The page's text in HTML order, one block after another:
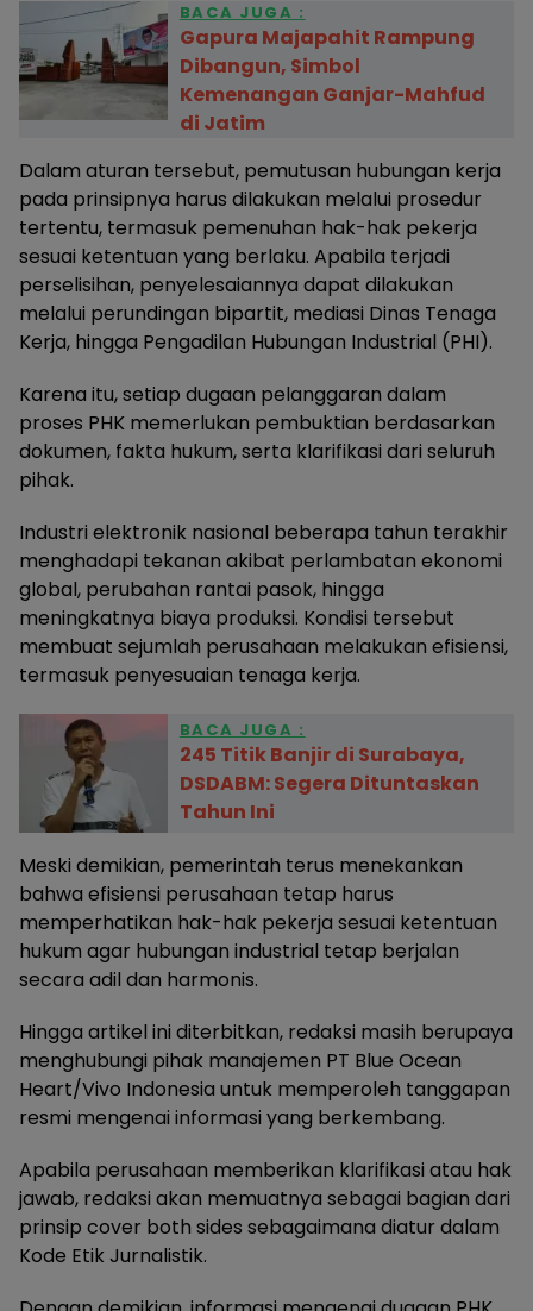
BACA JUGA :
Gapura Majapahit Rampung
Dibangun, Simbol
Kemenangan Ganjar-Mahfud
di Jatim
Dalam aturan tersebut, pemutusan hubungan kerja
pada prinsipnya harus dilakukan melalui prosedur
tertentu, termasuk pemenuhan hak-hak pekerja
sesuai ketentuan yang berlaku. Apabila terjadi
perselisihan, penyelesaiannya dapat dilakukan
melalui perundingan bipartit, mediasi Dinas Tenaga
Kerja, hingga Pengadilan Hubungan Industrial (PHI).
Karena itu, setiap dugaan pelanggaran dalam
proses PHK memerlukan pembuktian berdasarkan
dokumen, fakta hukum, serta klarifikasi dari seluruh
pihak.
Industri elektronik nasional beberapa tahun terakhir
menghadapi tekanan akibat perlambatan ekonomi
global, perubahan rantai pasok, hingga
meningkatnya biaya produksi. Kondisi tersebut
membuat sejumlah perusahaan melakukan efisiensi,
termasuk penyesuaian tenaga kerja.
BACA JUGA :
245 Titik Banjir di Surabaya,
DSDABM: Segera Dituntaskan
Tahun Ini
Meski demikian, pemerintah terus menekankan
bahwa efisiensi perusahaan tetap harus
memperhatikan hak-hak pekerja sesuai ketentuan
hukum agar hubungan industrial tetap berjalan
secara adil dan harmonis.
Hingga artikel ini diterbitkan, redaksi masih berupaya
menghubungi pihak manajemen PT Blue Ocean
Heart/Vivo Indonesia untuk memperoleh tanggapan
resmi mengenai informasi yang berkembang.
Apabila perusahaan memberikan klarifikasi atau hak
jawab, redaksi akan memuatnya sebagai bagian dari
prinsip cover both sides sebagaimana diatur dalam
Kode Etik Jurnalistik.